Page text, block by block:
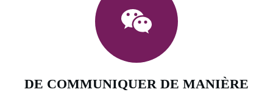
DE COMMUNIQUER DE MANIÈRE